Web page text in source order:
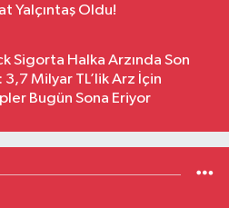
Yalçıntaş Oldu!
Sigorta Halka Arzında Son
3,7 Milyar TL’lik Arz İçin
Bugün Sona Eriyor